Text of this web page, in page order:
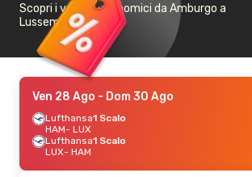
Scopri i voli più economici da Amburgo a
Lussemburgo
Ven 28 Ago - Dom 30 Ago
Lufthansa1 Scalo
HAM- LUX
Lufthansa1 Scalo
LUX- HAM